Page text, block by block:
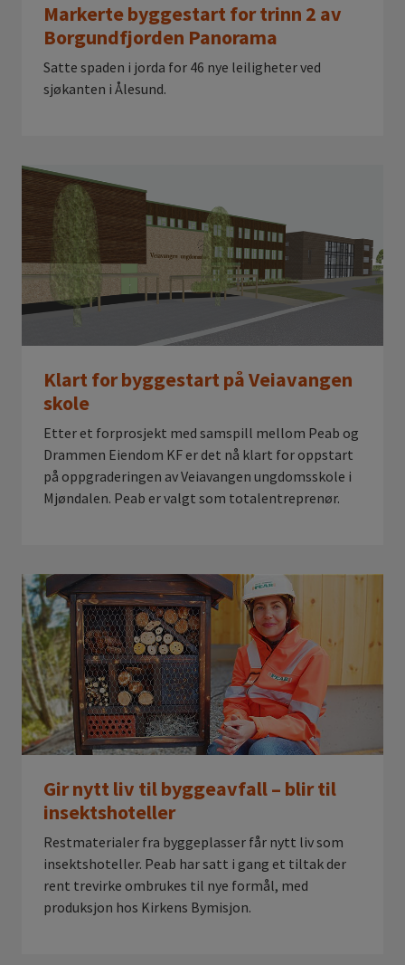
Markerte byggestart for trinn 2 av
Borgundfjorden Panorama
Satte spaden i jorda for 46 nye leiligheter ved
sjøkanten i Ålesund.
Klart for byggestart på Veiavangen
skole
Etter et forprosjekt med samspill mellom Peab og
Drammen Eiendom KF er det nå klart for oppstart
på oppgraderingen av Veiavangen ungdomsskole i
Mjøndalen. Peab er valgt som totalentreprenør.
Gir nytt liv til byggeavfall – blir til
insektshoteller
Restmaterialer fra byggeplasser får nytt liv som
insektshoteller. Peab har satt i gang et tiltak der
rent trevirke ombrukes til nye formål, med
produksjon hos Kirkens Bymisjon.